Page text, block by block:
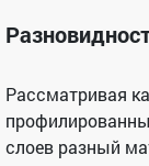
Рассматривая
слоев разный